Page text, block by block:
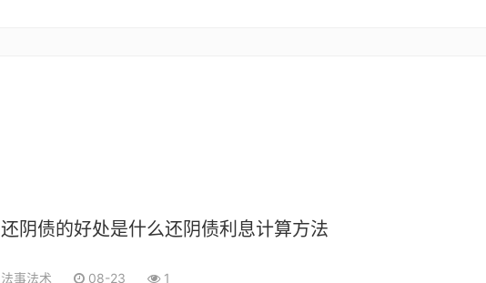
还阴债的好处是什么还阴债利息计算方法
法事法术 08-23 1